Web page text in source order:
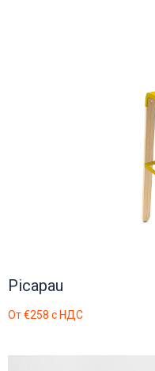
Picapau
От€258 с НДС